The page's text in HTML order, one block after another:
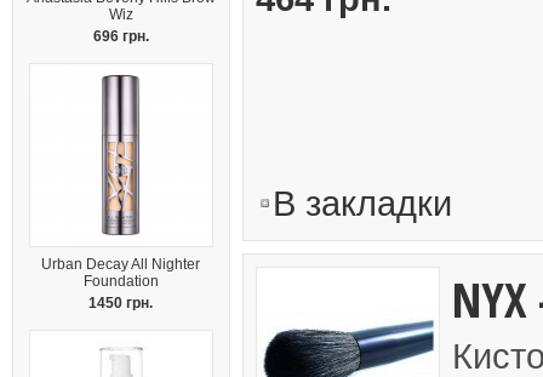
Wiz
696 грн.
Urban Decay All Nighter
Foundation
1450 грн.
В закладки